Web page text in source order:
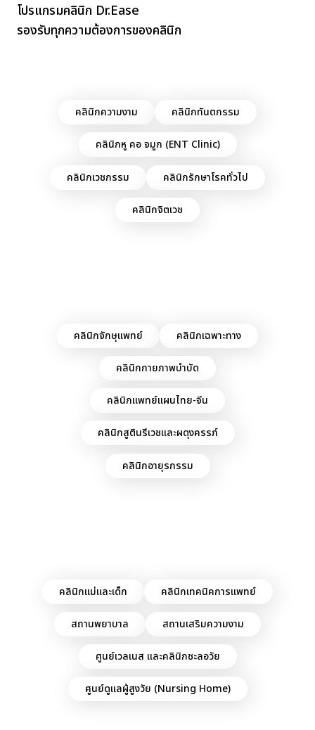
โปรแกรมคลินิก Dr.Ease
รองรับทุกความต้องการของคลินิก
คลินิกความงาม คลินิกทันตกรรม
คลินิกหู คอ จมูก (ENT Clinic)
คลินิกเวชกรรม คลินิกรักษาโรคทั่วไป
คลินิกจิตเวช
คลินิกจักษุแพทย์ คลินิกเฉพาะทาง
คลินิกกายภาพบำบัด
คลินิกแพทย์แผนไทย-จีน
คลินิกสูตินรีเวชและผดุงครรภ์
คลินิกอายุรกรรม
คลินิกแม่และเด็ก คลินิกเทคนิคการแพทย์
สถานพยาบาล สถานเสริมความงาม
ศูนย์เวลเนส และคลินิกชะลอวัย
ศูนย์ดูแลผู้สูงวัย (Nursing Home)